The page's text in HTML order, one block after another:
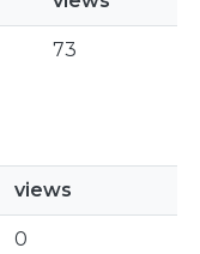
73
views
0